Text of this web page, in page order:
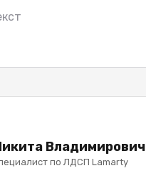
Владимирович
по ЛДСП Lamarty